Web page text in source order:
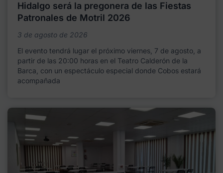
Hidalgo será la pregonera de las Fiestas
Patronales de Motril 2026
3 de agosto de 2026
El evento tendrá lugar el próximo viernes, 7 de agosto, a
partir de las 20:00 horas en el Teatro Calderón de la
Barca, con un espectáculo especial donde Cobos estará
acompañada